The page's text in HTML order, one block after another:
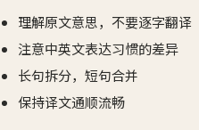
理解原文意思，不要逐字翻译
注意中英文表达习惯的差异
长句拆分，短句合并
保持译文通顺流畅